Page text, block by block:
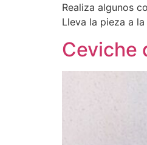
Realiza algunos
Lleva la pieza a
Ceviche